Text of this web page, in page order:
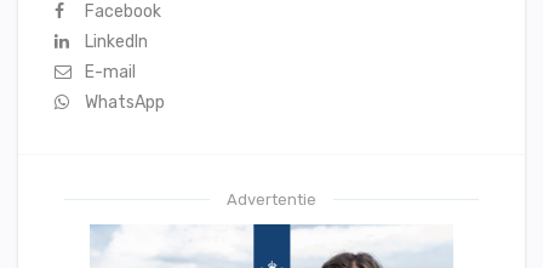
Facebook
LinkedIn
E-mail
WhatsApp
Advertentie